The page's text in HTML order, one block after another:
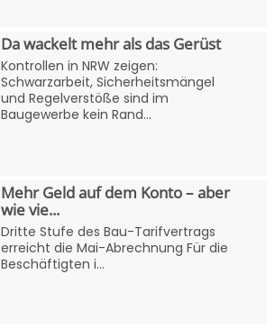
Da wackelt mehr als das Gerüst
Kontrollen in NRW zeigen:
Schwarzarbeit, Sicherheitsmängel
und Regelverstöße sind im
Baugewerbe kein Rand...
Mehr Geld auf dem Konto – aber
wie vie...
Dritte Stufe des Bau-Tarifvertrags
erreicht die Mai-Abrechnung Für die
Beschäftigten i...